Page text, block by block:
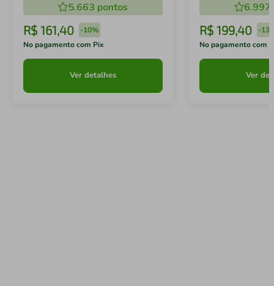
5.663 pontos
R$ 161,40 -10%
No pagamento com Pix
Ver detalhes
6.997
R$ 199,40 -
No pagamento com
Ver